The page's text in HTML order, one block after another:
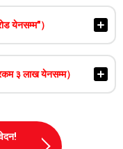
अस्पतालमा भर्ना हुनुभयो भने
दिनको संख्या (90 दिन
लागि
येनसम्म"）
अवस्थामा।
३ लाख येनसम्म）
भएको दिन बाट १८०